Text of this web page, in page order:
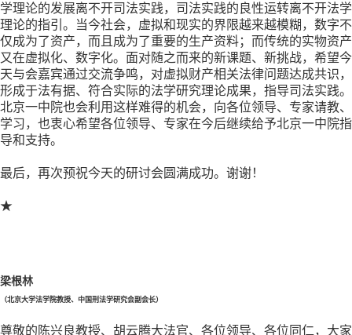
学理论的发展离不开司法实践，司法实践的良性运转离不开法学
理论的指引。当今社会，虚拟和现实的界限越来越模糊，数字不
仅成为了资产，而且成为了重要的生产资料；而传统的实物资产
又在虚拟化、数字化。面对随之而来的新课题、新挑战，希望今
天与会嘉宾通过交流争鸣，对虚拟财产相关法律问题达成共识，
形成于法有据、符合实际的法学研究理论成果，指导司法实践。
北京一中院也会利用这样难得的机会，向各位领导、专家请教、
学习，也衷心希望各位领导、专家在今后继续给予北京一中院指
导和支持。
最后，再次预祝今天的研讨会圆满成功。谢谢！
★
梁根林
（北京大学法学院教授、中国刑法学研究会副会长）
尊敬的陈兴良教授、胡云腾大法官、各位领导、各位同仁，大家